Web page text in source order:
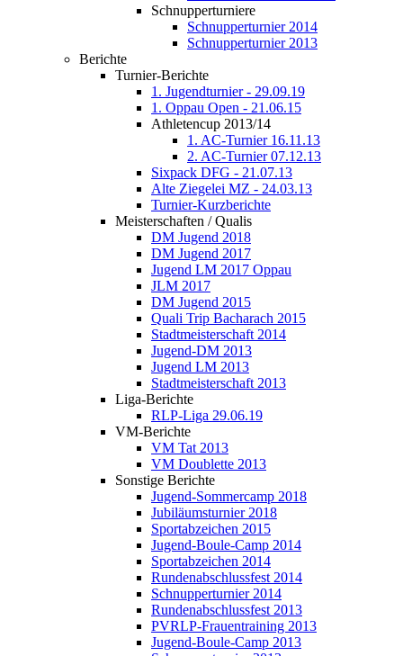
Schnupperturniere
Schnupperturnier 2014
Schnupperturnier 2013
Berichte
Turnier-Berichte
1. Jugendturnier - 29.09.19
1. Oppau Open - 21.06.15
Athletencup 2013/14
1. AC-Turnier 16.11.13
2. AC-Turnier 07.12.13
Sixpack DFG - 21.07.13
Alte Ziegelei MZ - 24.03.13
Turnier-Kurzberichte
Meisterschaften / Qualis
DM Jugend 2018
DM Jugend 2017
Jugend LM 2017 Oppau
JLM 2017
DM Jugend 2015
Quali Trip Bacharach 2015
Stadtmeisterschaft 2014
Jugend-DM 2013
Jugend LM 2013
Stadtmeisterschaft 2013
Liga-Berichte
RLP-Liga 29.06.19
VM-Berichte
VM Tat 2013
VM Doublette 2013
Sonstige Berichte
Jugend-Sommercamp 2018
Jubiläumsturnier 2018
Sportabzeichen 2015
Jugend-Boule-Camp 2014
Sportabzeichen 2014
Rundenabschlussfest 2014
Schnupperturnier 2014
Rundenabschlussfest 2013
PVRLP-Frauentraining 2013
Jugend-Boule-Camp 2013